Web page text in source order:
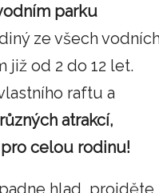
parku
ze všech
již od 2 do 12 let.
raftu a
atrakcí,
celou rodinu!
hlad, projděte